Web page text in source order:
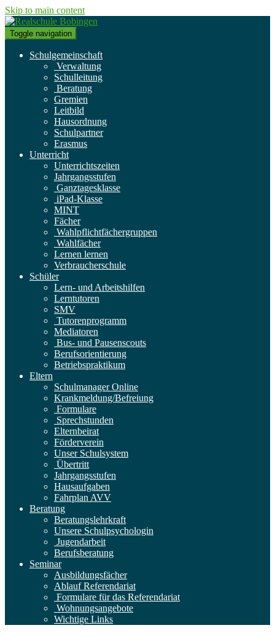
Skip to main content
Toggle navigation
Schulgemeinschaft
Verwaltung
Schulleitung
Beratung
Gremien
Leitbild
Hausordnung
Schulpartner
Erasmus
Unterricht
Unterrichtszeiten
Jahrgangsstufen
Ganztagesklasse
iPad-Klasse
MINT
Fächer
Wahlpflichtfächergruppen
Wahlfächer
Lernen lernen
Verbraucherschule
Schüler
Lern- und Arbeitshilfen
Lerntutoren
SMV
Tutorenprogramm
Mediatoren
Bus- und Pausenscouts
Berufsorientierung
Betriebspraktikum
Eltern
Schulmanager Online
Krankmeldung/Befreiung
Formulare
Sprechstunden
Elternbeirat
Förderverein
Unser Schulsystem
Übertritt
Jahrgangsstufen
Hausaufgaben
Fahrplan AVV
Beratung
Beratungslehrkraft
Unsere Schulpsychologin
Jugendarbeit
Berufsberatung
Seminar
Ausbildungsfächer
Ablauf Referendariat
Formulare für das Referendariat
Wohnungsangebote
Wichtige Links